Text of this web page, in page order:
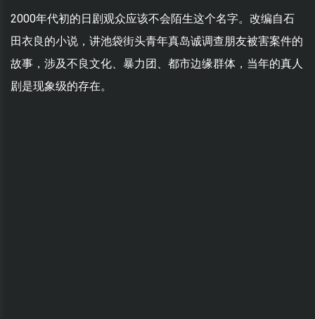
2000年代初的日剧观众应该不会陌生这个名字。改编自石
田衣良的小说，讲池袋街头青年真岛诚调查朋友被害案件的
故事，涉及不良文化、暴力团、都市边缘群体，当年的真人
剧是现象级的存在。